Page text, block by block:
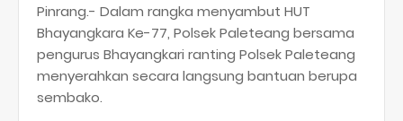
Pinrang.- Dalam rangka menyambut HUT
Bhayangkara Ke-77, Polsek Paleteang bersama
pengurus Bhayangkari ranting Polsek Paleteang
menyerahkan secara langsung bantuan berupa
sembako.